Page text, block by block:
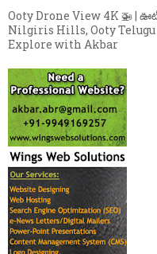
Ooty Drone View 4K 🚁 |
Nilgiris Hills, Ooty
Explore with Akbar